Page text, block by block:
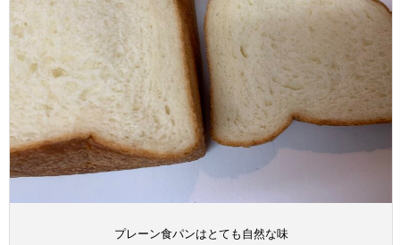
プレーン食パンはとても自然な味